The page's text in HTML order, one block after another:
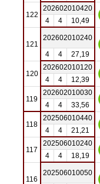
122
202602010420
4
4 10,49
121
202602010240
4
4 27,19
120
202602010120
4
4 12,39
119
202602010030
4
4 33,56
118
202506010440
4
4 21,21
117
202506010240
4
4 18,19
116
202506010050